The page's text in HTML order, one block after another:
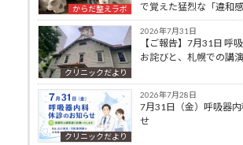
からだ整えラボ
で覚えた猛烈な「違和
クリニックだより
2026年7月31日
【ご報告】7月31日 呼
お詫びと、札幌での講
クリニックだより
2026年7月28日
7月31日（金）呼吸器
せ